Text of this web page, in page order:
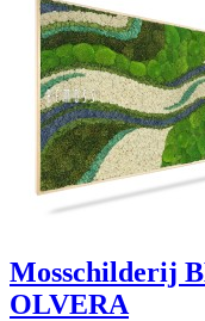
Mosschilderij
OLVERA